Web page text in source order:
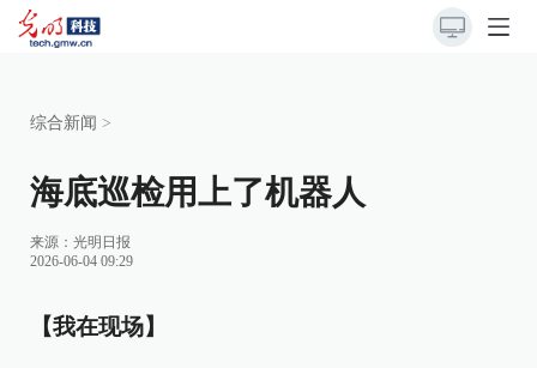
综合新闻 >
海底巡检用上了机器人
来源： 光明日报
2026-06-04 09:29
【我在现场】